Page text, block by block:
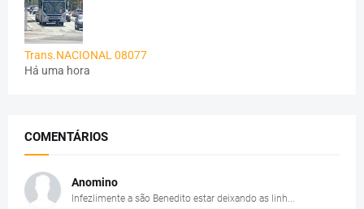
Trans.NACIONAL 08077
Há uma hora
COMENTÁRIOS
Anomino
Infezlimente a são Benedito estar deixando as linh...